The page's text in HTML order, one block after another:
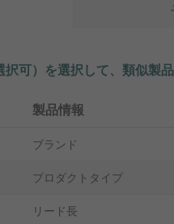
択可）を選択して、類似製
製品情報
ブランド
プロダクトタイプ
リード長